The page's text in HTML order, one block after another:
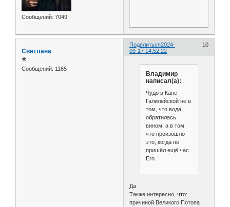
Сообщений: 7049
Поделиться 10
2024-
09-17 14:52:22
Светлана
✯
Сообщений: 1165
Владимир
написал(а):
Чудо в Кане
Галилейской не в
том, что вода
обратилась
вином, а в том,
что произошло
это, когда не
пришёл ещё час
Его.
Да.
Также интересно, что:
причиной Великого Потопа